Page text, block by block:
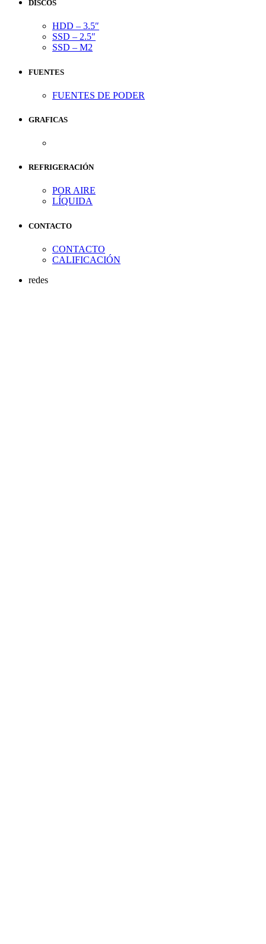
DISCOS
HDD – 3.5″
SSD – 2.5″
SSD – M2
FUENTES
FUENTES DE PODER
GRAFICAS
REFRIGERACIÓN
POR AIRE
LÍQUIDA
CONTACTO
CONTACTO
CALIFICACIÓN
redes